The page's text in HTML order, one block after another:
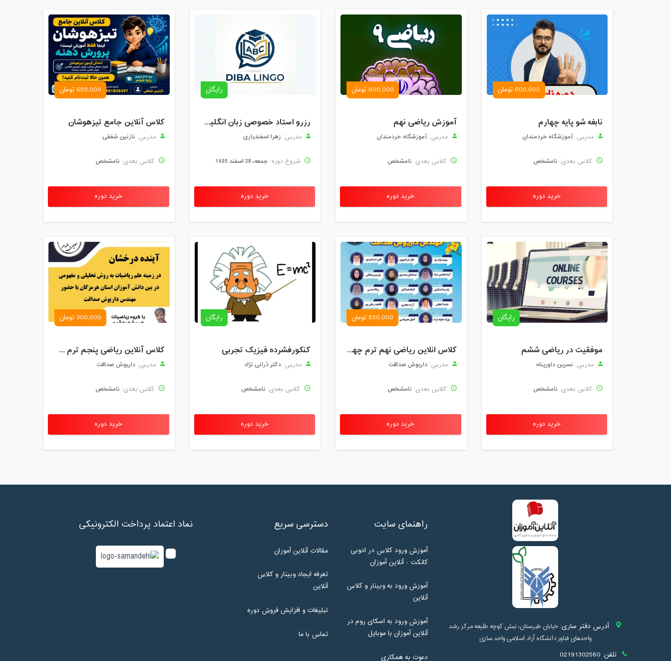
600,000 تومان
نابغه شو پایه چهارم
مدرس: آموزشگاه خردمندان
کلاس بعدی: نامشخص
خرید دوره
600,000 تومان
آموزش ریاضی نهم
مدرس: آموزشگاه خردمندان
کلاس بعدی: نامشخص
خرید دوره
رایگان
رزرو استاد خصوصی زبان انگلیسی | کلاس یک‌نفره با زهرا اسفندیاری + مشاوره رایگان
مدرس: زهرا اسفندیاری
شروع دوره: جمعه، 28 اسفند 1405
خرید دوره
650,000 تومان
کلاس آنلاین جامع تیزهوشان
مدرس: نازنین شفقی
کلاس بعدی: نامشخص
خرید دوره
رایگان
موفقیت در ریاضی ششم
مدرس: نسرین داورپناه
کلاس بعدی: نامشخص
خرید دوره
850,000 تومان
کلاس انلاین ریاضی نهم ترم چهارم مهر 1404
مدرس: داریوش صداقت
کلاس بعدی: نامشخص
خرید دوره
رایگان
کنکورفشرده فیزیک تجربی
مدرس: دکتر دُرانی نژاد
کلاس بعدی: نامشخص
خرید دوره
300,000 تومان
کلاس آنلاین ریاضی پنجم ترم چهارم شهریور 1403
مدرس: داریوش صداقت
کلاس بعدی: نامشخص
خرید دوره
آدرس دفتر ساری: خیابان طبرستان، نبش کوچه طلیعه مرکز رشد
واحدهای فناور دانشگاه آزاد اسلامی واحد ساری
تلفن: 02191302580
راهنمای سایت
آموزش ورود کلاس در ادوبی
کانکت - آنلاین آموزان
آموزش ورود به وبینار و کلاس
آنلاین
آموزش ورود به اسکای روم در
آنلاین آموزان با موبایل
دعوت به همکاری
دسترسی سریع
مقالات آنلاین آموزان
تعرفه ایجاد وبینار و کلاس
آنلاین
تبلیغات و افزایش فروش دوره
تماس با ما
نماد اعتماد پرداخت الکترونیکی